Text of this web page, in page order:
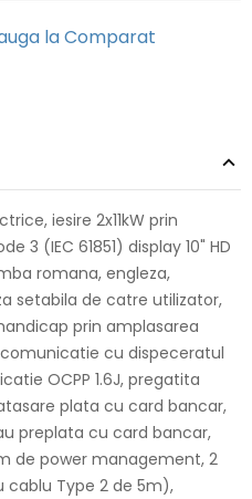
la Comparat
iesire 2x11kW prin
3 (IEC 61851) display 10" HD
romana, engleza,
setabila de catre utilizator,
prin amplasarea
cu dispeceratul
OCPP 1.6J, pregatita
plata cu card bancar,
preplata cu card bancar,
de power management, 2
cablu Type 2 de 5m),